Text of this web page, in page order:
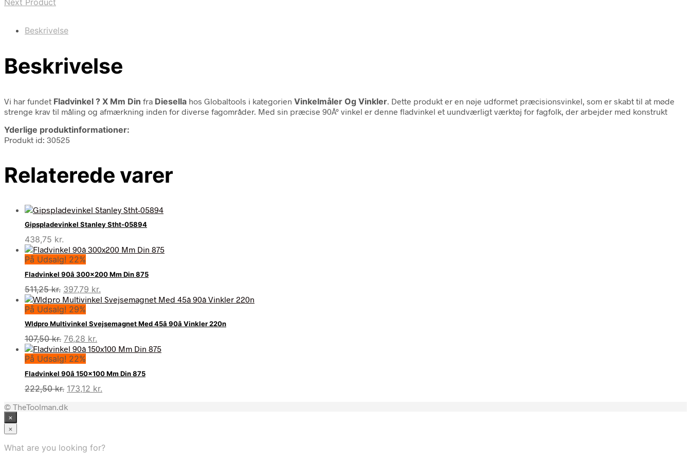
Beskrivelse
Beskrivelse
Vi har fundet Fladvinkel ? X Mm Din fra Diesella hos Globaltools i kategorien Vinkelmåler Og Vinkler . Dette produkt er en nøje udformet præcisionsvinkel, som er skabt til at møde
strenge krav til måling og afmærkning inden for diverse fagområder. Med sin præcise 90Â° vinkel er denne fladvinkel et uundværligt værktøj for fagfolk, der arbejder med konstrukt
Yderlige produktinformationer:
Produkt id: 30525
Relaterede varer
Gipspladevinkel Stanley Stht-05894
438,75 kr.
På Udsalg! 22%
Fladvinkel 90â 300×200 Mm Din 875
511,25kr. Den
oprindelige
pris
var:
511,25 kr..
397,79 kr.
aktuelle
er:
397,79 kr..
På Udsalg! 29%
Wldpro Multivinkel Svejsemagnet Med 45â 90â Vinkler 220n
107,50kr. Den
oprindelige
pris
var:
107,50 kr..
76,28 kr.
aktuelle
er:
76,28 kr..
På Udsalg! 22%
Fladvinkel 90â 150×100 Mm Din 875
222,50kr. Den
pris
173,12 kr.
© TheToolman.dk
×
×
What are you looking for?